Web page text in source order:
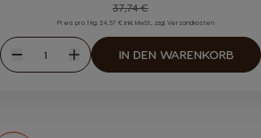
Regular Price
37,74 €
Preis pro 1 kg: 24,57 € inkl. MwSt., zzgl. Versandkosten
Abnahme
Menge
Zunahme
IN DEN WARENKORB